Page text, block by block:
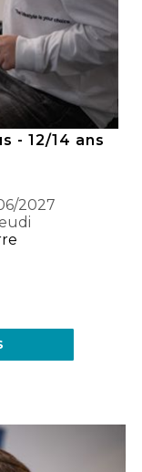
- 12/14 ans
2027